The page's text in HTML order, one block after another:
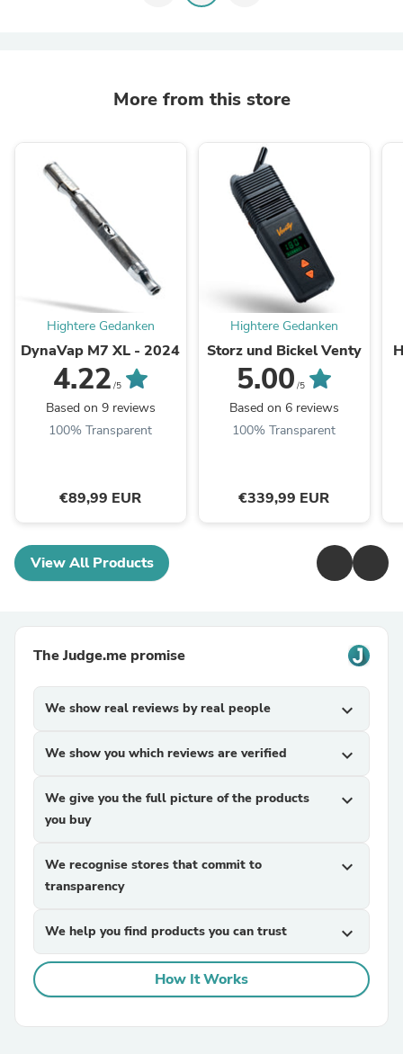
More from this store
Hightere Gedanken
DynaVap M7 XL - 2024
4.22 /5
Based on 9 reviews
100% Transparent
€89,99 EUR
Hightere Gedanken
Storz und Bickel Venty
5.00 /5
Based on 6 reviews
100% Transparent
€339,99 EUR
View All Products
The Judge.me promise
We show real reviews by real people expand_more
We show you which reviews are verified expand_more
We give you the full picture of the products
you buy
expand_more
We recognise stores that commit to
transparency
expand_more
We help you find products you can trust expand_more
How It Works